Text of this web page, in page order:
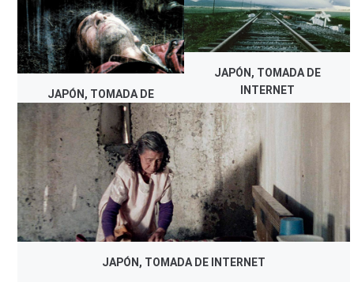
JAPÓN, TOMADA DE
INTERNET
JAPÓN, TOMADA DE
INTERNET
JAPÓN, TOMADA DE INTERNET